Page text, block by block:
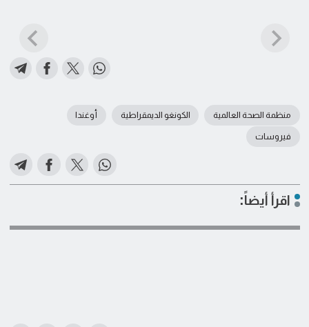
منظمة الصحة العالمية الكونغو الديمقراطية أوغندا
فيروسات
اقرأ أيضاً: